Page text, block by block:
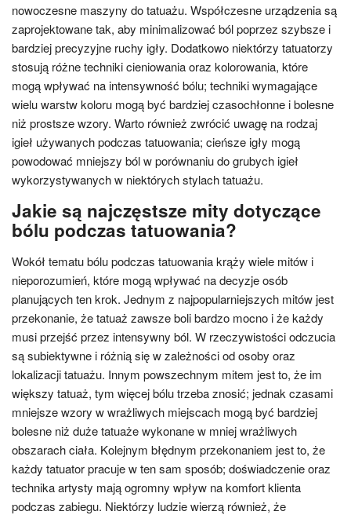
nowoczesne maszyny do tatuażu. Współczesne urządzenia są
zaprojektowane tak, aby minimalizować ból poprzez szybsze i
bardziej precyzyjne ruchy igły. Dodatkowo niektórzy tatuatorzy
stosują różne techniki cieniowania oraz kolorowania, które
mogą wpływać na intensywność bólu; techniki wymagające
wielu warstw koloru mogą być bardziej czasochłonne i bolesne
niż prostsze wzory. Warto również zwrócić uwagę na rodzaj
igieł używanych podczas tatuowania; cieńsze igły mogą
powodować mniejszy ból w porównaniu do grubych igieł
wykorzystywanych w niektórych stylach tatuażu.
Jakie są najczęstsze mity dotyczące
bólu podczas tatuowania?
Wokół tematu bólu podczas tatuowania krąży wiele mitów i
nieporozumień, które mogą wpływać na decyzje osób
planujących ten krok. Jednym z najpopularniejszych mitów jest
przekonanie, że tatuaż zawsze boli bardzo mocno i że każdy
musi przejść przez intensywny ból. W rzeczywistości odczucia
są subiektywne i różnią się w zależności od osoby oraz
lokalizacji tatuażu. Innym powszechnym mitem jest to, że im
większy tatuaż, tym więcej bólu trzeba znosić; jednak czasami
mniejsze wzory w wrażliwych miejscach mogą być bardziej
bolesne niż duże tatuaże wykonane w mniej wrażliwych
obszarach ciała. Kolejnym błędnym przekonaniem jest to, że
każdy tatuator pracuje w ten sam sposób; doświadczenie oraz
technika artysty mają ogromny wpływ na komfort klienta
podczas zabiegu. Niektórzy ludzie wierzą również, że